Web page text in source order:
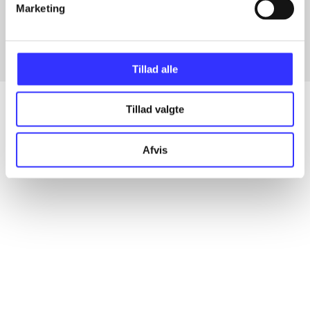
Marketing
Tillad alle
Tillad valgte
Afvis
Fra
Alle registrerede artikler fordelt på udgivelser